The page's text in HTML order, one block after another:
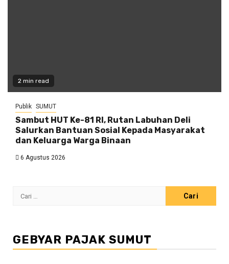
2 min read
Publik SUMUT
Sambut HUT Ke-81 RI, Rutan Labuhan Deli
Salurkan Bantuan Sosial Kepada Masyarakat
dan Keluarga Warga Binaan
6 Agustus 2026
Cari
GEBYAR PAJAK SUMUT